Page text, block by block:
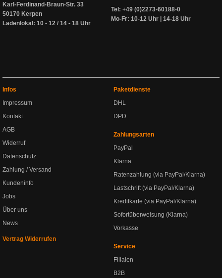
Karl-Ferdinand-Braun-Str. 33
50170 Kerpen
Ladenlokal: 10 - 12 / 14 - 18 Uhr
Tel: +49 (0)2273-60188-0
Mo-Fr: 10-12 Uhr | 14-18 Uhr
Infos
Impressum
Kontakt
AGB
Widerruf
Datenschutz
Zahlung / Versand
Kundeninfo
Jobs
Über uns
News
Vertrag Widerrufen
Paketdienste
DHL
DPD
Zahlungsarten
PayPal
Klarna
Ratenzahlung (via PayPal/Klarna)
Lastschrift (via PayPal/Klarna)
Kreditkarte (via PayPal/Klarna)
Sofortüberweisung (Klarna)
Vorkasse
Service
Filialen
B2B